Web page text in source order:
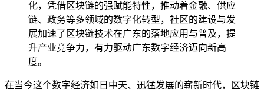
化，凭借区块链的强赋能特性，推动着金融、供应
链、政务等多领域的数字化转型，社区的建设与发
展加速了区块链技术在广东的落地应用与普及，提
升产业竞争力，有力驱动广东数字经济迈向新高
度。
在当今这个数字经济如日中天、迅猛发展的崭新时代，区块链